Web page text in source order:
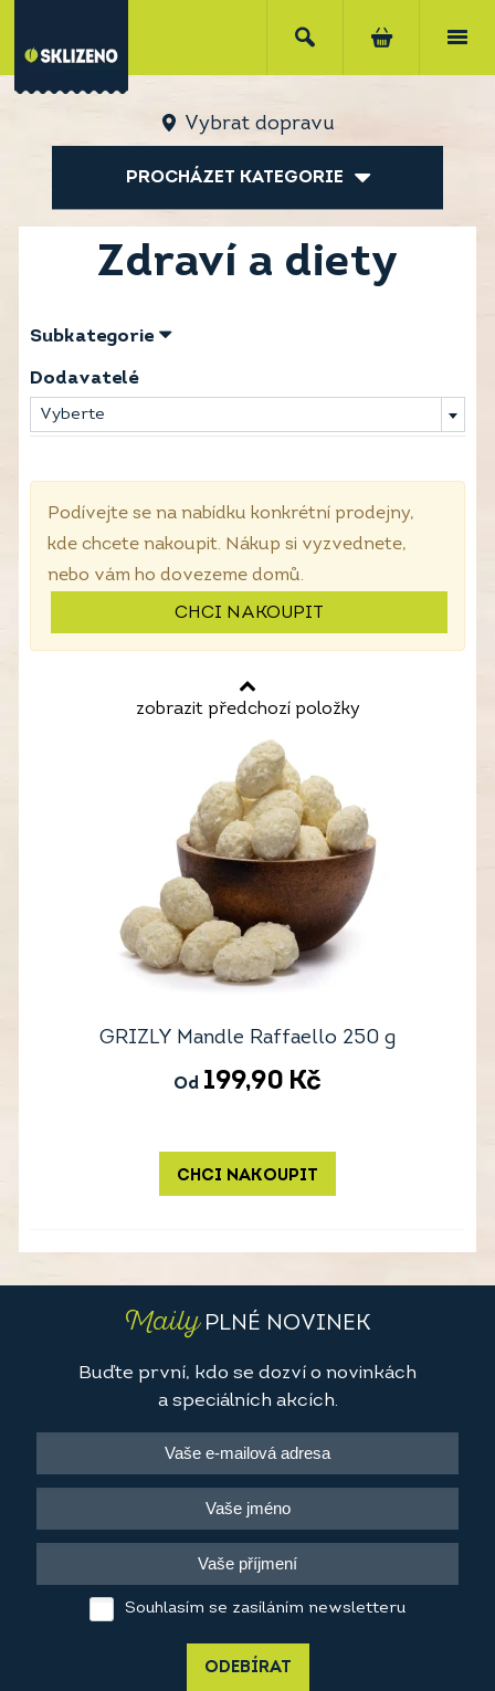
Vybrat dopravu
PROCHÁZET KATEGORIE
Zdraví a diety
Subkategorie
Dodavatelé
Vyberte
Podívejte se na nabídku konkrétní prodejny,
kde chcete nakoupit. Nákup si vyzvednete,
nebo vám ho dovezeme domů.
CHCI NAKOUPIT
zobrazit předchozí položky
GRIZLY Mandle Raffaello 250 g
Od 199,90 Kč
CHCI NAKOUPIT
MailyPLNÉ NOVINEK
Buďte první, kdo se dozví o novinkách
a speciálních akcích.
Souhlasím se zasíláním newsletteru
ODEBÍRAT